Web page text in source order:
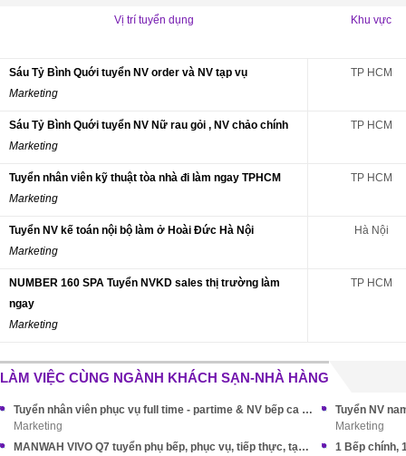
Vị trí tuyển dụng Khu vực
Sáu Tỷ Bình Quới tuyển NV order và NV tạp vụ
Marketing
TP HCM
Sáu Tỷ Bình Quới tuyển NV Nữ rau gỏi , NV chảo chính
Marketing
TP HCM
Tuyển nhân viên kỹ thuật tòa nhà đi làm ngay TPHCM
Marketing
TP HCM
Tuyển NV kế toán nội bộ làm ở Hoài Đức Hà Nội
Marketing
Hà Nội
NUMBER 160 SPA Tuyển NVKD sales thị trường làm
ngay
Marketing
TP HCM
LÀM VIỆC CÙNG NGÀNH KHÁCH SẠN-NHÀ HÀNG
Tuyển nhân viên phục vụ full time - partime & NV bếp ca đêm
Marketing
Tuyển NV
Marketing
MANWAH VIVO Q7 tuyển phụ bếp, phục vụ, tiếp thực, tạp vụ
1 Bếp chính,